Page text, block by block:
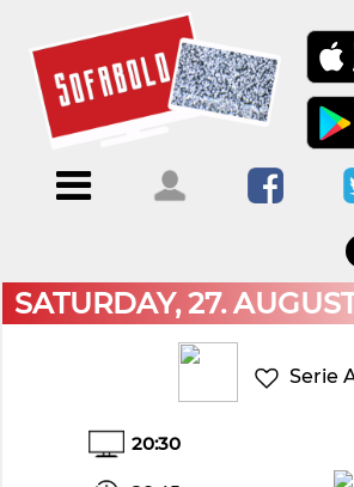
Menu
Forside
Blogs
Om
Kontakt
bruger
Log
ind
SATURDAY, 27.
Serie
20:30